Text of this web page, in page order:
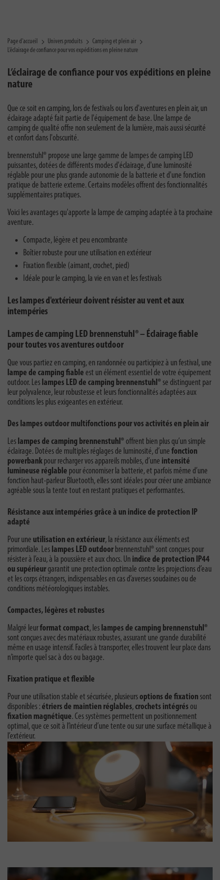
Page d'accueil Univers produits
Camping et plein air
L’éclairage de confiance pour vos expéditions en pleine nature
L’éclairage de confiance pour vos expéditions en pleine
nature
Que ce soit en camping, lors de festivals ou lors d'aventures en plein air, un
éclairage adapté fait partie de l'équipement de base. Une lampe de
camping de qualité offre non seulement de la lumière, mais aussi sécurité
et confort dans l'obscurité.
brennenstuhl® propose une large gamme de lampes de camping LED
puissantes, dotées de différents modes d'éclairage, d'une luminosité
réglable pour une plus grande autonomie de la batterie et d'une fonction
pratique de batterie externe. Certains modèles offrent des fonctionnalités
supplémentaires pratiques.
Voici les avantages qu'apporte la lampe de camping adaptée à ta prochaine
aventure.
Compacte, légère et peu encombrante
Boîtier robuste pour une utilisation en extérieur
Fixation flexible (aimant, crochet, pied)
Idéale pour le camping, la vie en van et les festivals
Les lampes d'extérieur doivent résister au vent et aux
intempéries
Lampes de camping LED brennenstuhl® – Éclairage fiable
pour toutes vos aventures outdoor
Que vous partiez en camping, en randonnée ou participiez à un festival, une
lampe de camping fiable est un élément essentiel de votre équipement
outdoor. Les lampes LED de camping brennenstuhl® se distinguent par
leur polyvalence, leur robustesse et leurs fonctionnalités adaptées aux
conditions les plus exigeantes en extérieur.
Des lampes outdoor multifonctions pour vos activités en plein air
Les lampes de camping brennenstuhl® offrent bien plus qu’un simple
éclairage. Dotées de multiples réglages de luminosité, d’une fonction
powerbank pour recharger vos appareils mobiles, d’une intensité
lumineuse réglable pour économiser la batterie, et parfois même d’une
fonction haut-parleur Bluetooth, elles sont idéales pour créer une ambiance
agréable sous la tente tout en restant pratiques et performantes.
Résistance aux intempéries grâce à un indice de protection IP
adapté
Pour une utilisation en extérieur, la résistance aux éléments est
primordiale. Les lampes LED outdoor brennenstuhl® sont conçues pour
résister à l’eau, à la poussière et aux chocs. Un indice de protection IP44
ou supérieurgarantit une protection optimale contre les projections d’eau
et les corps étrangers, indispensables en cas d’averses soudaines ou de
conditions météorologiques instables.
Compactes, légères et robustes
Malgré leurformat compact, les lampes de camping brennenstuhl®
sont conçues avec des matériaux robustes, assurant une grande durabilité
même en usage intensif. Faciles à transporter, elles trouvent leur place dans
n’importe quel sac à dos ou bagage.
Fixation pratique et flexible
Pour une utilisation stable et sécurisée, plusieursoptions de fixationsont
disponibles :étriers de maintien réglables,crochets intégrésou
fixation magnétique. Ces systèmes permettent un positionnement
optimal, que ce soit à l’intérieur d’une tente ou sur une surface métallique à
l’extérieur.